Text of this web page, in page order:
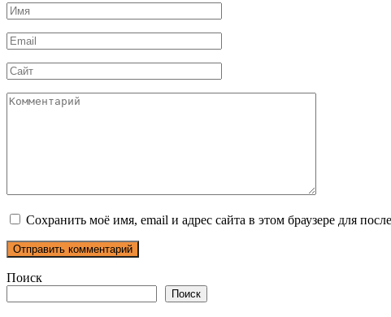
Имя
*
Email
*
Сайт
Комментарий
Сохранить моё имя, email и адрес сайта в этом браузере для
Поиск
Поиск